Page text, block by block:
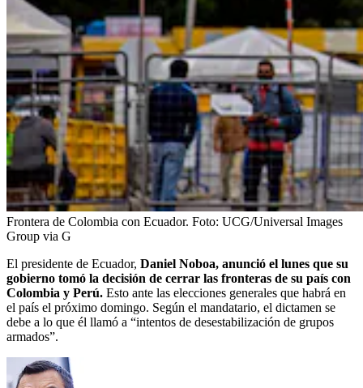
Frontera de Colombia con Ecuador. Foto: UCG/Universal Images
Group via G
El presidente de Ecuador, Daniel Noboa, anunció el lunes que su
gobierno tomó la decisión de cerrar las fronteras de su país con
Colombia y Perú. Esto ante las elecciones generales que habrá en
el país el próximo domingo. Según el mandatario, el dictamen se
debe a lo que él llamó a “intentos de desestabilización de grupos
armados”.